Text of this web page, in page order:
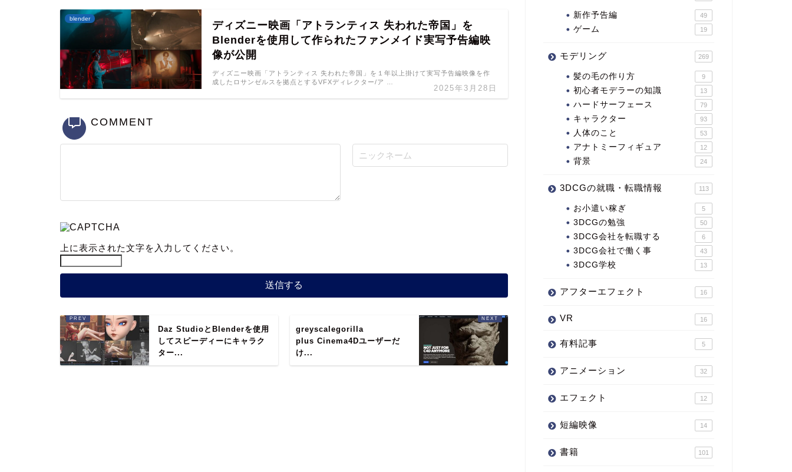
blender
ディズニー映画「アトランティス 失われた帝国」を
Blenderを使用して作られたファンメイド実写予告編映
像が公開
2025年3月28日
ディズニー映画「アトランティス 失われた帝国」を１年以上掛けて実写予告編映像を作
成したロサンゼルスを拠点とするVFXディレクター/ア …
COMMENT
上に表示された文字を入力してください。
Daz StudioとBlenderを使用
してスピーディーにキャラク
ター...
greyscalegorilla
plus Cinema4Dユーザーだ
け...
新作予告編 49
ゲーム 19
モデリング 269
髪の毛の作り方 9
初心者モデラーの知識 13
ハードサーフェース 79
キャラクター 93
人体のこと 53
アナトミーフィギュア 12
背景 24
3DCGの就職・転職情報 113
お小遣い稼ぎ 5
3DCGの勉強 50
3DCG会社を転職する 6
3DCG会社で働く事 43
3DCG学校 13
アフターエフェクト 16
VR 16
有料記事 5
アニメーション 32
エフェクト 12
短編映像 14
書籍 101